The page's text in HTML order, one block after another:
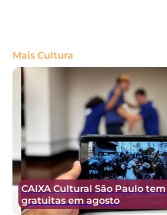
Mais Cultura
CAIXA Cultural São Paulo
gratuitas em agosto